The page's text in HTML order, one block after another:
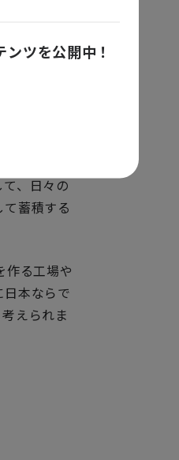
素晴らし
ンドのス
衣料品の
、日々の
蓄積する
作る工場や
本ならで
えられま
ツを公開中！